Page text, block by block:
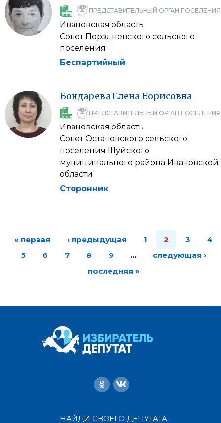
ПРЕДСТАВИТЕЛЬНЫЙ ОРГАН ПОСЕЛЕНИЯ
Ивановская область
Совет Порздневского сельского
поселения
Беспартийный
БондареваЕлена Борисовна
ПРЕДСТАВИТЕЛЬНЫЙ ОРГАН ПОСЕЛЕНИЯ
Ивановская область
Совет Остаповского сельского
поселения Шуйского
муниципального района Ивановской
области
Сторонник
« первая ‹ предыдущая 1 2 3
4
5
6 7 8 9 …
следующая ›
последняя »
НАЙДИ СВОЕГО ДЕПУТАТА